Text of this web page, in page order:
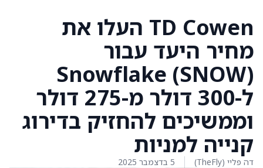
TD Cowen העלו את
מחיר היעד עבור
Snowflake (SNOW)
ל-300 דולר מ-275 דולר
וממשיכים להחזיק בדירוג
קנייה למניות
דה פליי (TheFly) 5 בדצמבר 2025